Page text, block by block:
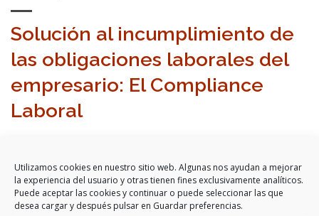
Utilizamos cookies en nuestro sitio web. Algunas nos ayudan a mejorar
la experiencia del usuario y otras tienen fines exclusivamente analíticos.
Puede aceptar las cookies y continuar o puede seleccionar las que
desea cargar y después pulsar en Guardar preferencias.
Solución al incumplimiento de
las obligaciones laborales del
empresario: El Compliance
Laboral
Martín publicado en el número 104 de la revista “FuturArt”,
titulado “Solución al incumplimiento de las obligaciones
laborales del empresario: El Compliance Laboral”....